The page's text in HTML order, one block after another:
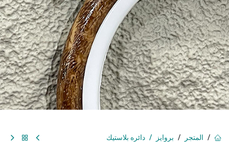
المتجر بروايز دائره بلاستيك